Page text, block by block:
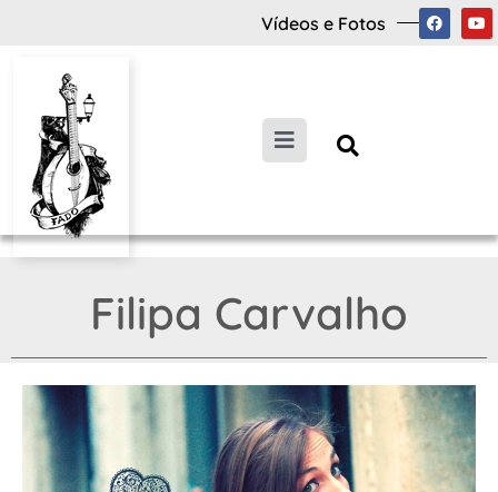
Vídeos e Fotos
Filipa Carvalho